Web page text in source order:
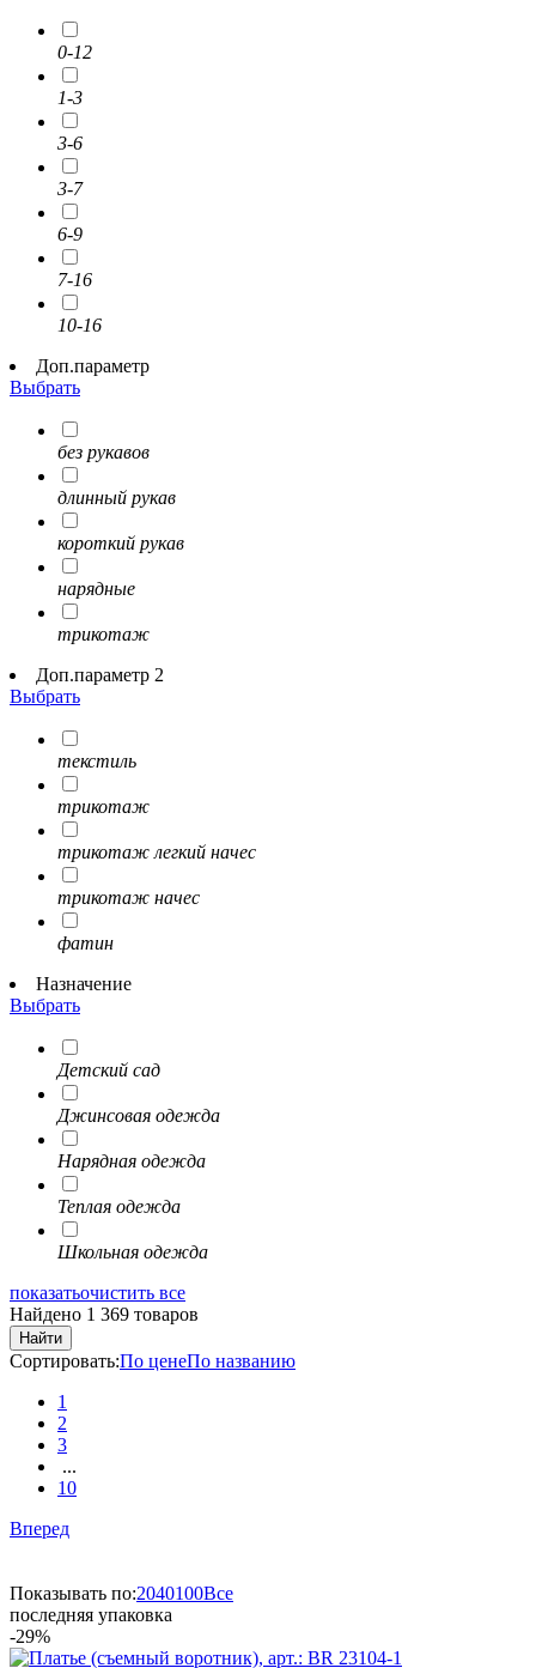
0-12
1-3
3-6
3-7
6-9
7-16
10-16
Доп.параметр
Выбрать
без рукавов
длинный рукав
короткий рукав
нарядные
трикотаж
Доп.параметр 2
Выбрать
текстиль
трикотаж
трикотаж легкий начес
трикотаж начес
фатин
Назначение
Выбрать
Детский сад
Джинсовая одежда
Нарядная одежда
Теплая одежда
Школьная одежда
показатьочистить все
Найдено 1 369 товаров
Найти
Сортировать:По ценеПо названию
1
2
3
...
10
Вперед
Показывать по:2040100Все
последняя упаковка
-29%